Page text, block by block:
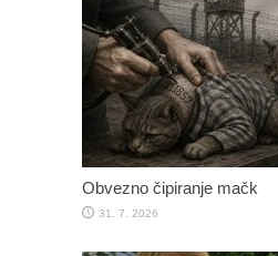
Obvezno čipiranje mačk
31. 7. 2026